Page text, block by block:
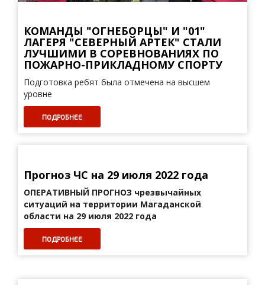
КОМАНДЫ "ОГНЕБОРЦЫ" И "01"
ЛАГЕРЯ "СЕВЕРНЫЙ АРТЕК" СТАЛИ
ЛУЧШИМИ В СОРЕВНОВАНИЯХ ПО
ПОЖАРНО-ПРИКЛАДНОМУ СПОРТУ
Подготовка ребят была отмечена на высшем
уровне
ПОДРОБНЕЕ
Прогноз ЧС на 29 июля 2022 года
ОПЕРАТИВНЫЙ ПРОГНОЗ чрезвычайных
ситуаций на территории Магаданской
области на 29 июля 2022 года
ПОДРОБНЕЕ